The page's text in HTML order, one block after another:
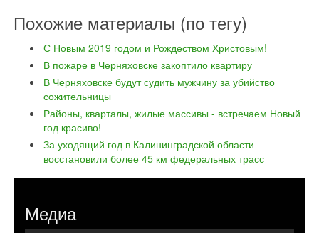
Похожие материалы (по тегу)
С Новым 2019 годом и Рождеством Христовым!
В пожаре в Черняховске закоптило квартиру
В Черняховске будут судить мужчину за убийство
сожительницы
Районы, кварталы, жилые массивы - встречаем Новый
год красиво!
За уходящий год в Калининградской области
восстановили более 45 км федеральных трасс
Медиа